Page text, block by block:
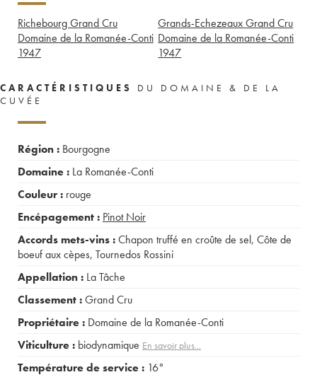
Richebourg Grand Cru
Domaine de la Romanée-Conti
1947
Grands-Echezeaux Grand Cru
Domaine de la Romanée-Conti
1947
CARACTÉRISTIQUES
DU DOMAINE & DE LA
CUVÉE
Région : Bourgogne
Domaine : La Romanée-Conti
Couleur : rouge
Encépagement : Pinot Noir
Accords mets-vins :Chapon truffé en croûte de sel, Côte de
boeuf aux cèpes, Tournedos Rossini
Appellation : La Tâche
Classement :Grand Cru
Propriétaire : Domaine de la Romanée-Conti
Viticulture : biodynamique En savoir plus...
Température de service : 16°